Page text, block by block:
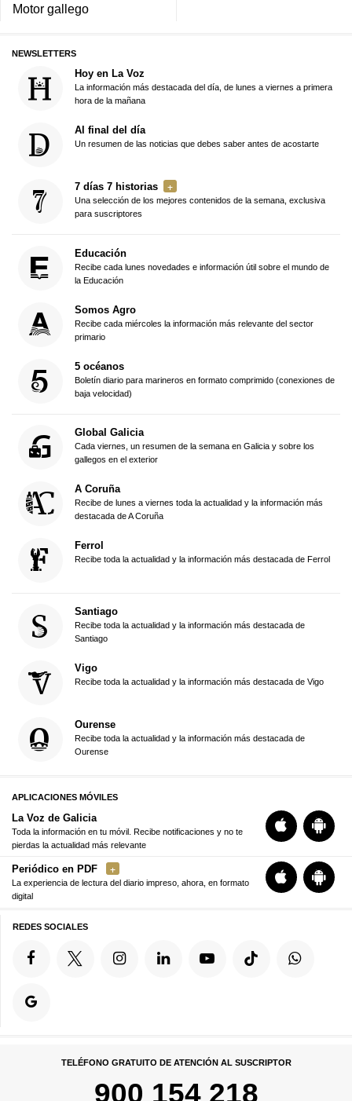
Motor gallego
NEWSLETTERS
Hoy en La Voz
La información más destacada del día, de lunes a viernes a primera
hora de la mañana
Al final del día
Un resumen de las noticias que debes saber antes de acostarte
7 días 7 historias
Una selección de los mejores contenidos de la semana, exclusiva
para suscriptores
Educación
Recibe cada lunes novedades e información útil sobre el mundo de
la Educación
Somos Agro
Recibe cada miércoles la información más relevante del sector
primario
5 océanos
Boletín diario para marineros en formato comprimido (conexiones de
baja velocidad)
Global Galicia
Cada viernes, un resumen de la semana en Galicia y sobre los
gallegos en el exterior
A Coruña
Recibe de lunes a viernes toda la actualidad y la información más
destacada de A Coruña
Ferrol
Recibe toda la actualidad y la información más destacada de Ferrol
Santiago
Recibe toda la actualidad y la información más destacada de
Santiago
Vigo
Recibe toda la actualidad y la información más destacada de Vigo
Ourense
Recibe toda la actualidad y la información más destacada de
Ourense
APLICACIONES MÓVILES
La Voz de Galicia
Toda la información en tu móvil. Recibe notificaciones y no te
pierdas la actualidad más relevante
Periódico en PDF
La experiencia de lectura del diario impreso, ahora, en formato
digital
REDES SOCIALES
TELÉFONO GRATUITO DE ATENCIÓN AL SUSCRIPTOR
900 154 218